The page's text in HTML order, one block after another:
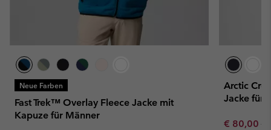
Neue Farben
Fast Trek™ Overlay Fleece Jacke mit
Kapuze für Männer
Arctic
Jacke für
Sale price:
€ 80,00€